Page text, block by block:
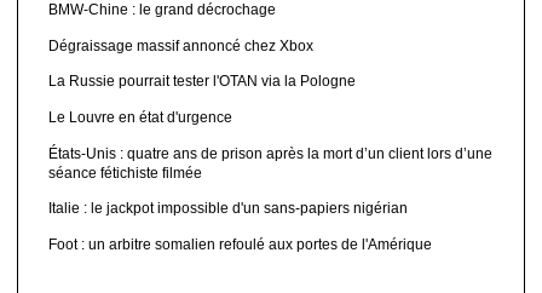
BMW-Chine : le grand décrochage
Dégraissage massif annoncé chez Xbox
La Russie pourrait tester l'OTAN via la Pologne
Le Louvre en état d'urgence
États-Unis : quatre ans de prison après la mort d’un client lors d’une
séance fétichiste filmée
Italie : le jackpot impossible d'un sans-papiers nigérian
Foot : un arbitre somalien refoulé aux portes de l'Amérique